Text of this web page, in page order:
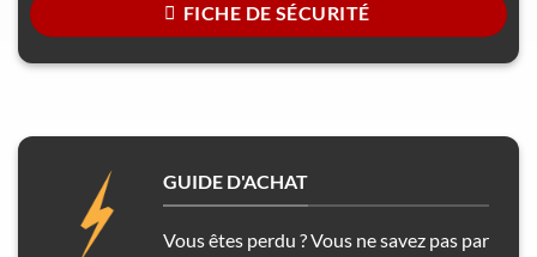
FICHE DE SÉCURITÉ
GUIDE D'ACHAT
Vous êtes perdu ? Vous ne savez pas par